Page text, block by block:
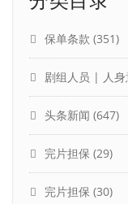
保单条款 (351)
剧组人员 | 人
头条新闻 (647)
完片担保 (29)
完片担保 (30)